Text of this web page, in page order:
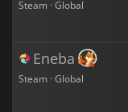
Steam · Global
Eneba
Steam · Global